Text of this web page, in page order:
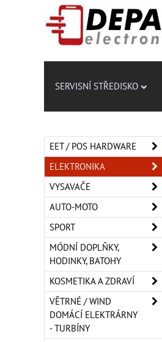
SERVISNÍ STŘEDISKO
EET / POS HARDWARE
ELEKTRONIKA
VYSAVAČE
AUTO-MOTO
SPORT
MÓDNÍ DOPLŇKY,
HODINKY, BATOHY
KOSMETIKA A ZDRAVÍ
VĚTRNÉ / WIND
DOMÁCÍ ELEKTRÁRNY
- TURBÍNY